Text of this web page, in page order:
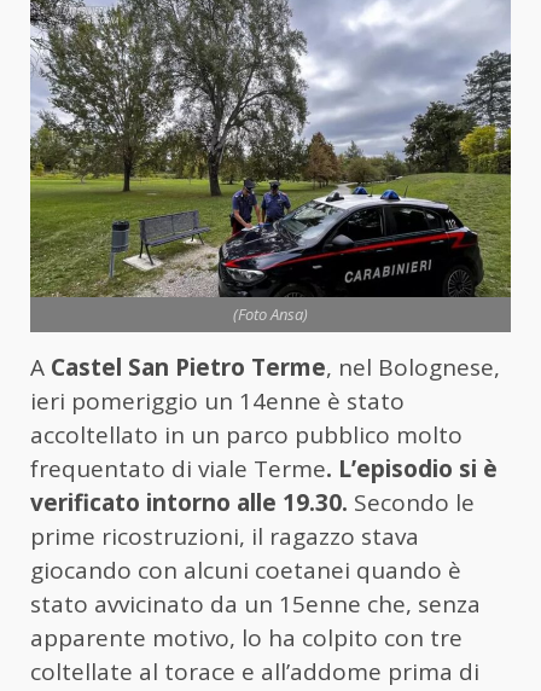
(Foto Ansa)
A Castel San Pietro Terme, nel Bolognese,
ieri pomeriggio un 14enne è stato
accoltellato in un parco pubblico molto
frequentato di viale Terme. L’episodio si è
verificato intorno alle 19.30. Secondo le
prime ricostruzioni, il ragazzo stava
giocando con alcuni coetanei quando è
stato avvicinato da un 15enne che, senza
apparente motivo, lo ha colpito con tre
coltellate al torace e all’addome prima di